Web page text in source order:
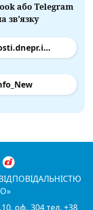
або Telegram
зв’язку
facebook.com/novosti.dnepr.info
оф. 304 тел. +38